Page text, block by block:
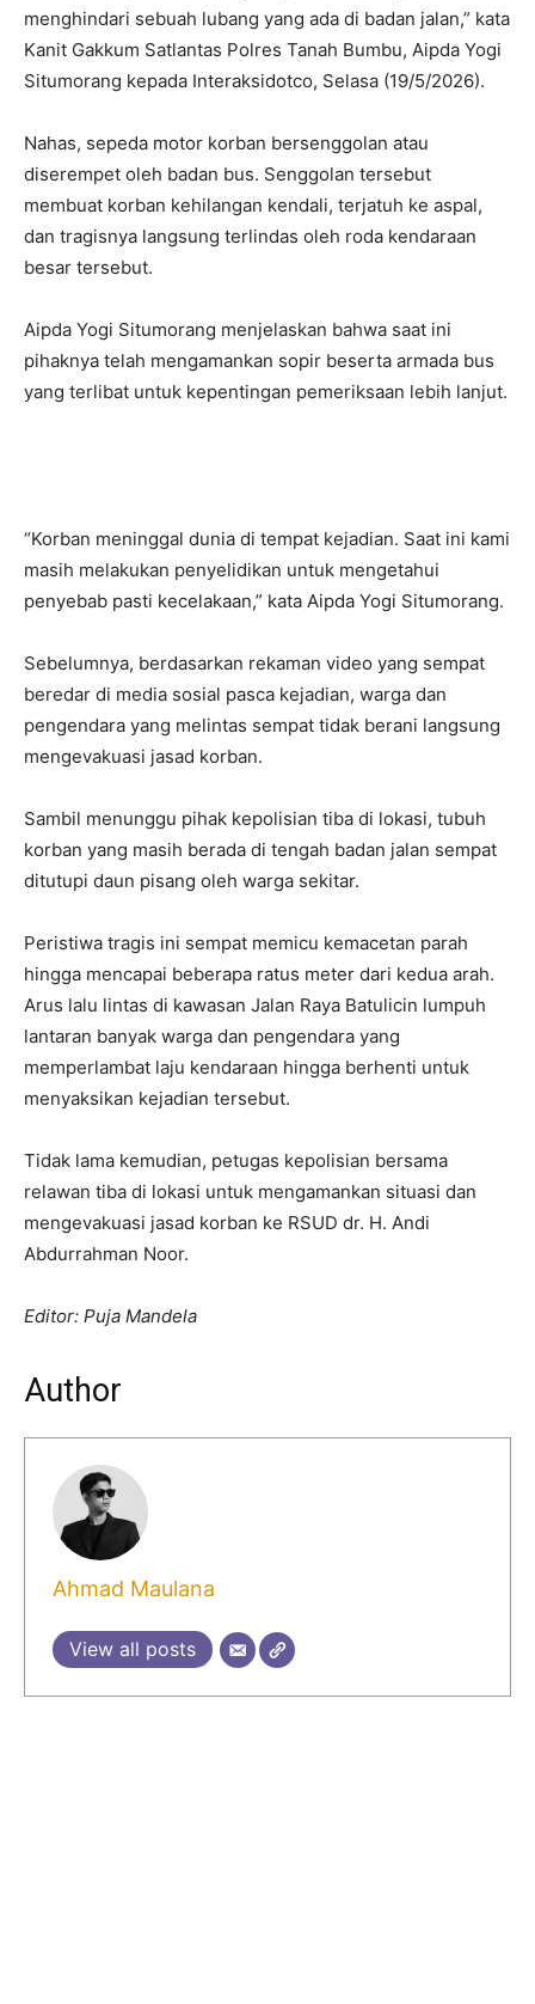
menghindari sebuah lubang yang ada di badan jalan,” kata
Kanit Gakkum Satlantas Polres Tanah Bumbu, Aipda Yogi
Situmorang kepada Interaksidotco, Selasa (19/5/2026).
Nahas, sepeda motor korban bersenggolan atau
diserempet oleh badan bus. Senggolan tersebut
membuat korban kehilangan kendali, terjatuh ke aspal,
dan tragisnya langsung terlindas oleh roda kendaraan
besar tersebut.
Aipda Yogi Situmorang menjelaskan bahwa saat ini
pihaknya telah mengamankan sopir beserta armada bus
yang terlibat untuk kepentingan pemeriksaan lebih lanjut.
“Korban meninggal dunia di tempat kejadian. Saat ini kami
masih melakukan penyelidikan untuk mengetahui
penyebab pasti kecelakaan,” kata Aipda Yogi Situmorang.
Sebelumnya, berdasarkan rekaman video yang sempat
beredar di media sosial pasca kejadian, warga dan
pengendara yang melintas sempat tidak berani langsung
mengevakuasi jasad korban.
Sambil menunggu pihak kepolisian tiba di lokasi, tubuh
korban yang masih berada di tengah badan jalan sempat
ditutupi daun pisang oleh warga sekitar.
Peristiwa tragis ini sempat memicu kemacetan parah
hingga mencapai beberapa ratus meter dari kedua arah.
Arus lalu lintas di kawasan Jalan Raya Batulicin lumpuh
lantaran banyak warga dan pengendara yang
memperlambat laju kendaraan hingga berhenti untuk
menyaksikan kejadian tersebut.
Tidak lama kemudian, petugas kepolisian bersama
relawan tiba di lokasi untuk mengamankan situasi dan
mengevakuasi jasad korban ke RSUD dr. H. Andi
Abdurrahman Noor.
Editor: Puja Mandela
Author
Ahmad Maulana
View all posts